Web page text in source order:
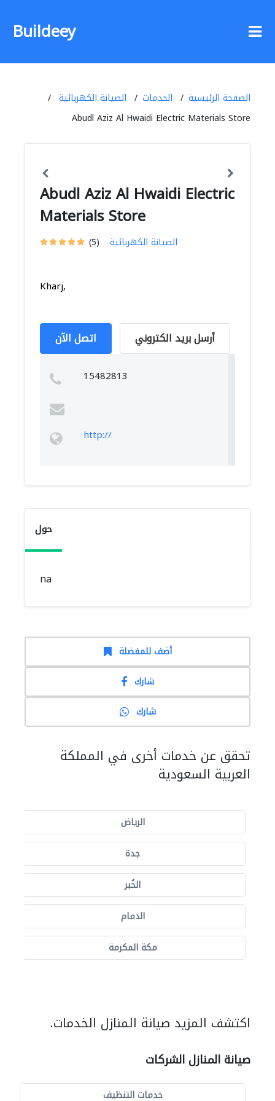
Buildeey
الصفحة الرئيسية الخدمات
الصيانة الكهربائية
Abudl Aziz Al Hwaidi Electric Materials Store
Abudl Aziz Al Hwaidi Electric
Materials Store
(5) الصيانة الكهربائية
Kharj,
اتصل الآن أرسل بريد الكتروني
15482813
http://
حول
na
أضف للمفضلة
شارك
شارك
تحقق عن خدمات أخرى في المملكة
العربية السعودية
الرياض
جدة
الخُبر
الدمام
مكة المكرمة
اكتشف المزيد صيانة المنازل الخدمات.
صيانة المنازل الشركات
خدمات التنظيف